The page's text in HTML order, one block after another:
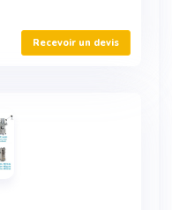
Recevoir un devis